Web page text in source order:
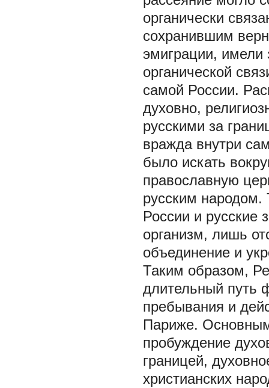
органически
сохранившим
эмиграции, имели
органической
самой России.
духовно,
русскими за
вражда внутри
было искать
православную
русским народом.
России и русские
организм, лишь
объединение и
Таким образом,
длительный путь
пребывания и
Париже.
пробуждение
границей,
христианских